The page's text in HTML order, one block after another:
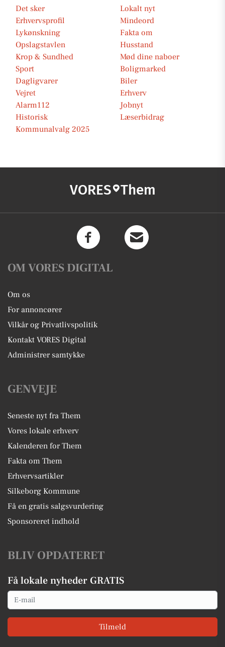
Det sker
Lokalt nyt
Erhvervsprofil
Mindeord
Lykønskning
Fakta om
Opslagstavlen
Husstand
Krop & Sundhed
Mød dine naboer
Sport
Boligmarked
Dagligvarer
Biler
Vejret
Erhverv
Alarm112
Jobnyt
Historisk
Læserbidrag
Kommunalvalg 2025
VORES Them
OM VORES DIGITAL
Om os
For annoncører
Vilkår og Privatlivspolitik
Kontakt VORES Digital
Administrer samtykke
GENVEJE
Seneste nyt fra Them
Vores lokale erhverv
Kalenderen for Them
Fakta om Them
Erhvervsartikler
Silkeborg Kommune
Få en gratis salgsvurdering
Sponsoreret indhold
BLIV OPDATERET
Få lokale nyheder GRATIS
Email
Tilmeld